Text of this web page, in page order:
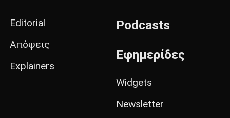
Editorial
Απόψεις
Explainers
Podcasts
Εφημερίδες
Widgets
Newsletter